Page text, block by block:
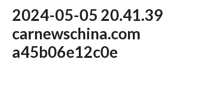
2024-05-05 20.41.39
carnewschina.com
a45b06e12c0e